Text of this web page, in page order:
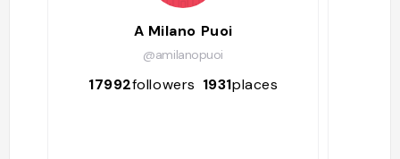
A Milano Puoi
@amilanopuoi
17992followers 1931places